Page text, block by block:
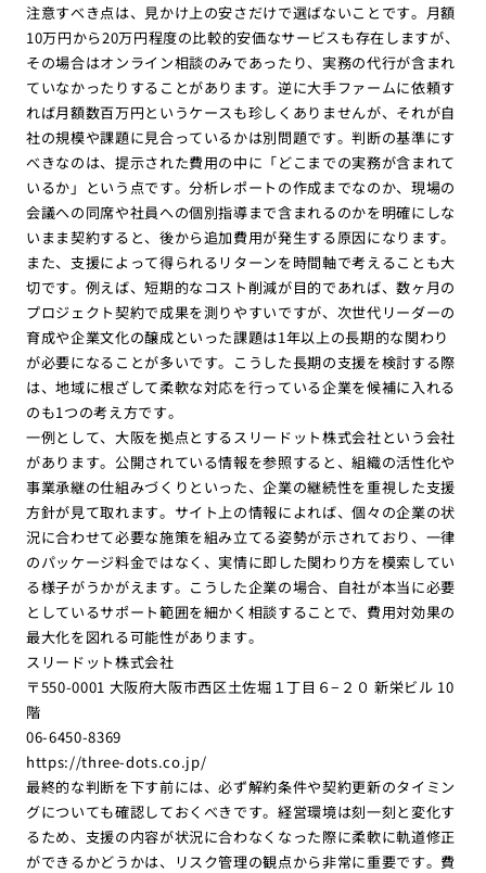
注意すべき点は、見かけ上の安さだけで選ばないことです。月額
10万円から20万円程度の比較的安価なサービスも存在しますが、
その場合はオンライン相談のみであったり、実務の代行が含まれ
ていなかったりすることがあります。逆に大手ファームに依頼す
れば月額数百万円というケースも珍しくありませんが、それが自
社の規模や課題に見合っているかは別問題です。判断の基準にす
べきなのは、提示された費用の中に「どこまでの実務が含まれて
いるか」という点です。分析レポートの作成までなのか、現場の
会議への同席や社員への個別指導まで含まれるのかを明確にしな
いまま契約すると、後から追加費用が発生する原因になります。
また、支援によって得られるリターンを時間軸で考えることも大
切です。例えば、短期的なコスト削減が目的であれば、数ヶ月の
プロジェクト契約で成果を測りやすいですが、次世代リーダーの
育成や企業文化の醸成といった課題は1年以上の長期的な関わり
が必要になることが多いです。こうした長期の支援を検討する際
は、地域に根ざして柔軟な対応を行っている企業を候補に入れる
のも1つの考え方です。
一例として、大阪を拠点とするスリードット株式会社という会社
があります。公開されている情報を参照すると、組織の活性化や
事業承継の仕組みづくりといった、企業の継続性を重視した支援
方針が見て取れます。サイト上の情報によれば、個々の企業の状
況に合わせて必要な施策を組み立てる姿勢が示されており、一律
のパッケージ料金ではなく、実情に即した関わり方を模索してい
る様子がうかがえます。こうした企業の場合、自社が本当に必要
としているサポート範囲を細かく相談することで、費用対効果の
最大化を図れる可能性があります。
スリードット株式会社
〒550-0001 大阪府大阪市西区土佐堀１丁目６−２０ 新栄ビル 10
階
06-6450-8369
https://three-dots.co.jp/
最終的な判断を下す前には、必ず解約条件や契約更新のタイミン
グについても確認しておくべきです。経営環境は刻一刻と変化す
るため、支援の内容が状況に合わなくなった際に柔軟に軌道修正
ができるかどうかは、リスク管理の観点から非常に重要です。費